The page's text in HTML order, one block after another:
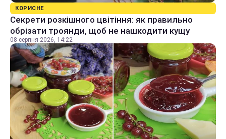
КОРИСНЕ
Секрети розкішного цвітіння: як правильно
обрізати троянди, щоб не нашкодити кущу
08 серпня 2026, 14:22